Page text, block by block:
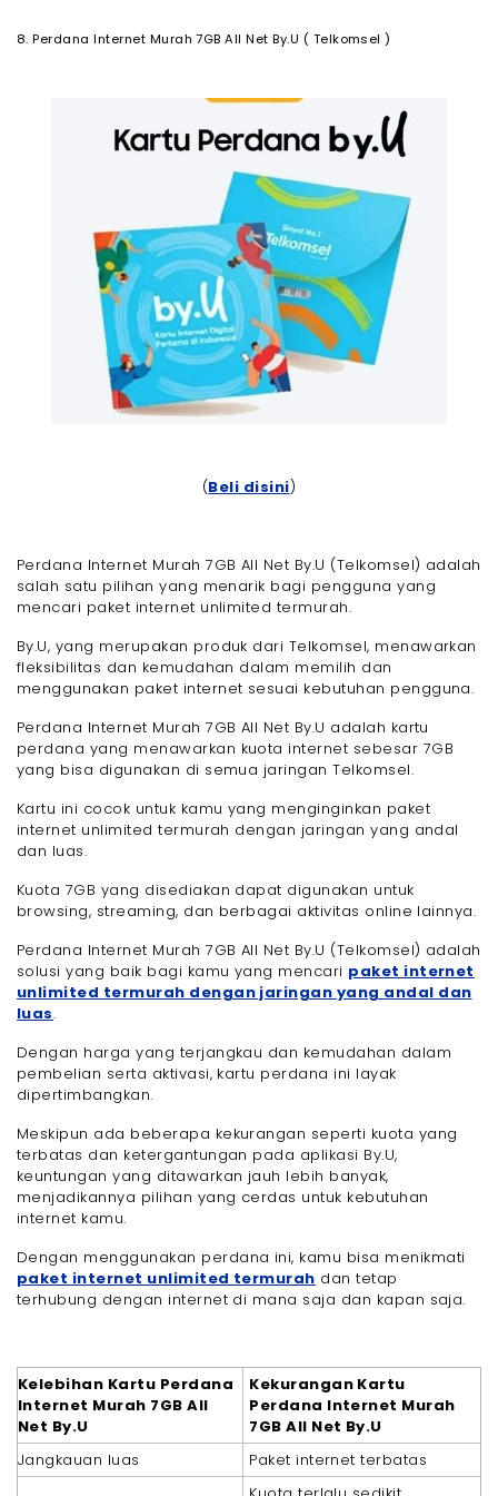
8. Perdana Internet Murah 7GB All Net By.U ( Telkomsel )
(Beli disini)
Perdana Internet Murah 7GB All Net By.U (Telkomsel) adalah
salah satu pilihan yang menarik bagi pengguna yang
mencari paket internet unlimited termurah.
By.U, yang merupakan produk dari Telkomsel, menawarkan
fleksibilitas dan kemudahan dalam memilih dan
menggunakan paket internet sesuai kebutuhan pengguna.
Perdana Internet Murah 7GB All Net By.U adalah kartu
perdana yang menawarkan kuota internet sebesar 7GB
yang bisa digunakan di semua jaringan Telkomsel.
Kartu ini cocok untuk kamu yang menginginkan paket
internet unlimited termurah dengan jaringan yang andal
dan luas.
Kuota 7GB yang disediakan dapat digunakan untuk
browsing, streaming, dan berbagai aktivitas online lainnya.
Perdana Internet Murah 7GB All Net By.U (Telkomsel) adalah
solusi yang baik bagi kamu yang mencari paket internet
unlimited termurah dengan jaringan yang andal dan
luas.
Dengan harga yang terjangkau dan kemudahan dalam
pembelian serta aktivasi, kartu perdana ini layak
dipertimbangkan.
Meskipun ada beberapa kekurangan seperti kuota yang
terbatas dan ketergantungan pada aplikasi By.U,
keuntungan yang ditawarkan jauh lebih banyak,
menjadikannya pilihan yang cerdas untuk kebutuhan
internet kamu.
Dengan menggunakan perdana ini, kamu bisa menikmati
paket internet unlimited termurah dan tetap
terhubung dengan internet di mana saja dan kapan saja.
Kelebihan Kartu Perdana
Internet Murah 7GB All
Net By.U
Kekurangan Kartu
Perdana Internet Murah
7GB All Net By.U
Jangkauan luas
Paket internet terbatas